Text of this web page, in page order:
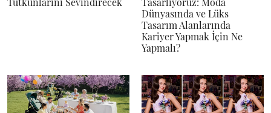
Dünyasında ve Lüks
Tasarım Alanlarında
Kariyer Yapmak İçin Ne
Yapmalı?